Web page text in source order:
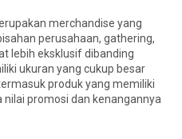
merchandise yang
perusahaan, gathering,
lebih eksklusif dibanding
ukuran yang cukup besar
produk yang memiliki
promosi dan kenangannya